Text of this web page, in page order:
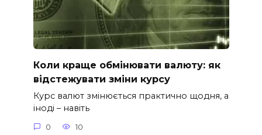
Коли краще обмінювати валюту: як
відстежувати зміни курсу
Курс валют змінюється практично щодня, а
іноді – навіть
0 10